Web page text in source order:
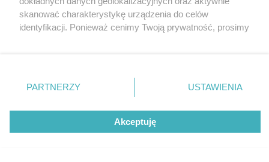
GLI OUTLY 6
skanować charakterystykę urządzenia do celów
identyfikacji. Ponieważ cenimy Twoją prywatność, prosimy
prywatności znajdujący się w lewym dolnym rogu strony
. Niektóre rodzaje przetwarzania danych nie wymagają
zgody użytkownika, ale masz prawo sprzeciwić się
takiemu przetwarzaniu. Preferencje będą miały
zastosowania tylko na tej witrynie.
PARTNERZY USTAWIENIA
Akceptuję